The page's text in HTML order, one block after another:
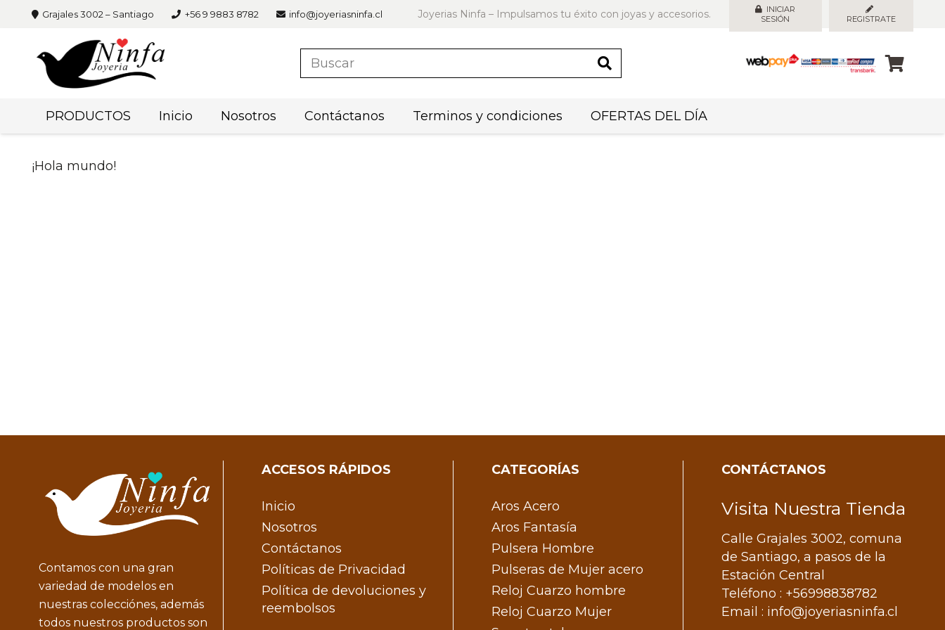
Grajales 3002 – Santiago +56 9 9883 8782 info@joyeriasninfa.cl Joyerias Ninfa – Impulsamos tu éxito con joyas y accesorios.
INICIAR
SESIÓN
REGISTRATE
PRODUCTOS Inicio Nosotros Contáctanos Terminos y condiciones OFERTAS DEL DÍA
¡Hola mundo!
Contamos con una gran
variedad de modelos en
nuestras colecciónes, además
todos nuestros productos son
ACCESOS RÁPIDOS
Inicio
Nosotros
Contáctanos
Políticas de Privacidad
Política de devoluciones y
reembolsos
CATEGORÍAS
Aros Acero
Aros Fantasía
Pulsera Hombre
Pulseras de Mujer acero
Reloj Cuarzo hombre
Reloj Cuarzo Mujer
CONTÁCTANOS
Visita Nuestra Tienda
Calle Grajales 3002, comuna
de Santiago, a pasos de la
Estación Central
Teléfono : +56998838782
Email : info@joyeriasninfa.cl